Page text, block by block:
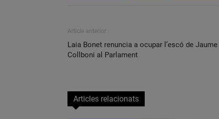
Article anterior
Laia Bonet renuncia a ocupar l’escó de Jaume
Collboni al Parlament
Articles relacionats